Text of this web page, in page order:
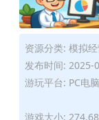
资源分类: 模拟
发布时间: 2025-
游玩平台: PC电脑
游戏大小: